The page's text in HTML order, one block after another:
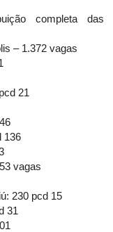
completa das
– 1.372 vagas
21
136
vagas
230 pcd 15
31